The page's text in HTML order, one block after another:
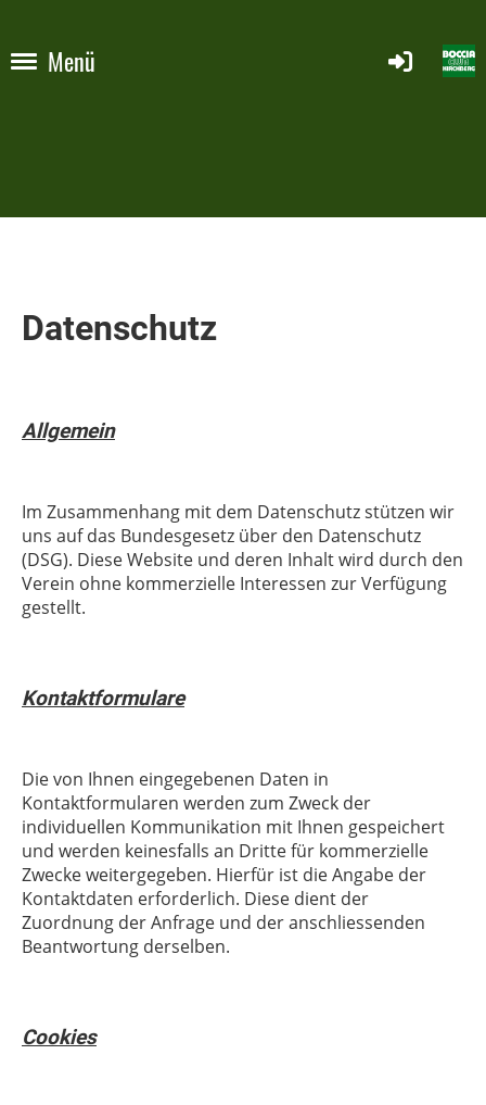
Menü
Datenschutz
Allgemein
Im Zusammenhang mit dem Datenschutz stützen wir
uns auf das Bundesgesetz über den Datenschutz
(DSG). Diese Website und deren Inhalt wird durch den
Verein ohne kommerzielle Interessen zur Verfügung
gestellt.
Kontaktformulare
Die von Ihnen eingegebenen Daten in
Kontaktformularen werden zum Zweck der
individuellen Kommunikation mit Ihnen gespeichert
und werden keinesfalls an Dritte für kommerzielle
Zwecke weitergegeben. Hierfür ist die Angabe der
Kontaktdaten erforderlich. Diese dient der
Zuordnung der Anfrage und der anschliessenden
Beantwortung derselben.
Cookies